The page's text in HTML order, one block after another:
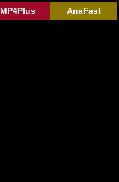
AnaFast
MP4Plus